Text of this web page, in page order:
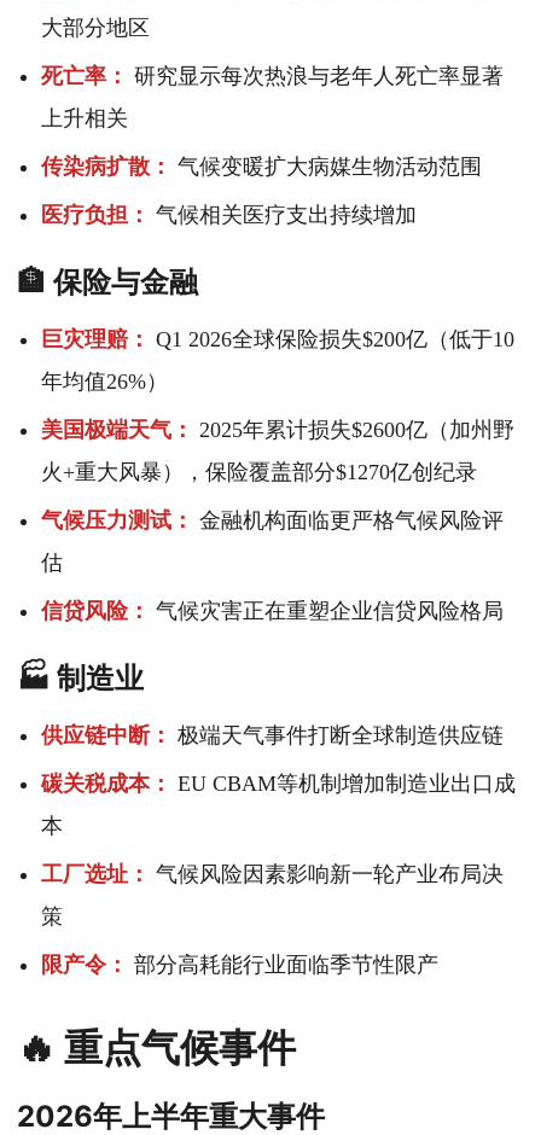
大部分地区
死亡率： 研究显示每次热浪与老年人死亡率显著
上升相关
传染病扩散： 气候变暖扩大病媒生物活动范围
医疗负担： 气候相关医疗支出持续增加
🏦 保险与金融
巨灾理赔： Q1 2026全球保险损失$200亿（低于10
年均值26%）
美国极端天气： 2025年累计损失$2600亿（加州野
火+重大风暴），保险覆盖部分$1270亿创纪录
气候压力测试： 金融机构面临更严格气候风险评
估
信贷风险： 气候灾害正在重塑企业信贷风险格局
🏭 制造业
供应链中断： 极端天气事件打断全球制造供应链
碳关税成本： EU CBAM等机制增加制造业出口成
本
工厂选址： 气候风险因素影响新一轮产业布局决
策
限产令： 部分高耗能行业面临季节性限产
🔥 重点气候事件
2026年上半年重大事件